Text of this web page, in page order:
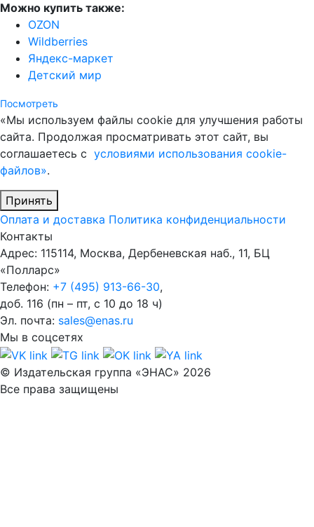
Можно купить также:
OZON
Wildberries
Яндекс-маркет
Детский мир
Посмотреть
«Мы используем файлы cookie для улучшения работы
сайта. Продолжая просматривать этот сайт, вы
соглашаетесь с условиями использования cookie-
файлов».
Принять
Оплата и доставка Политика конфиденциальности
Контакты
Адрес: 115114, Москва, Дербеневская наб., 11, БЦ
«Полларс»
Телефон: +7 (495) 913-66-30,
доб. 116 (пн – пт, с 10 до 18 ч)
Эл. почта: sales@enas.ru
Мы в соцсетях
© Издательская группа «ЭНАС» 2026
Все права защищены